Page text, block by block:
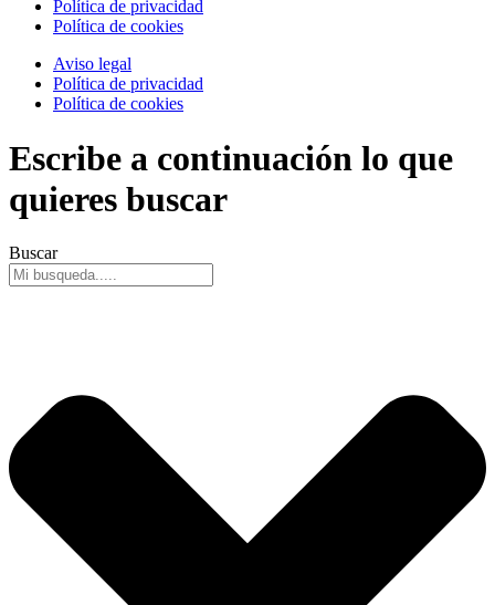
Política de privacidad
Política de cookies
Aviso legal
Política de privacidad
Política de cookies
Escribe a continuación lo que
quieres buscar
Buscar